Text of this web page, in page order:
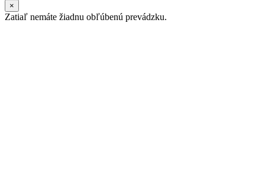
×
Zatiaľ nemáte žiadnu obľúbenú prevádzku.